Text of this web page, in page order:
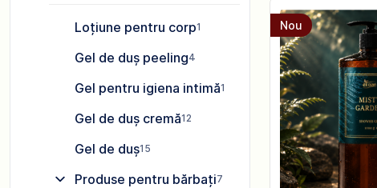
Loțiune pentru corp1
Gel de duș peeling4
Gel pentru igiena intimă1
Gel de duș cremă12
Gel de duș15
Produse pentru bărbați7
Nou